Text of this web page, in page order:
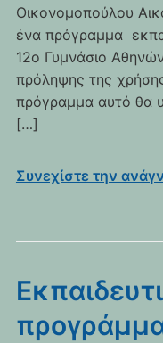
Οικονομοπούλου
ένα πρόγραμμα
12ο Γυμνάσιο
πρόληψης της
πρόγραμμα αυτό θα
[…]
Συνεχίστε την